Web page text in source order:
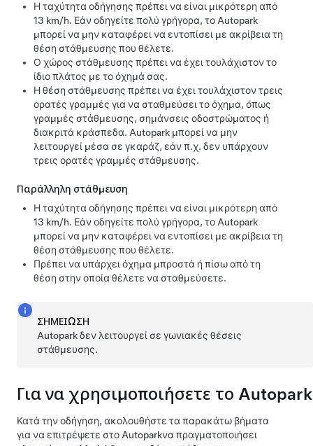
Η ταχύτητα οδήγησης πρέπει να είναι μικρότερη από
13 km/h. Εάν οδηγείτε πολύ γρήγορα, το Autopark
μπορεί να μην καταφέρει να εντοπίσει με ακρίβεια τη
θέση στάθμευσης που θέλετε.
Ο χώρος στάθμευσης πρέπει να έχει τουλάχιστον το
ίδιο πλάτος με το όχημά σας.
Η θέση στάθμευσης πρέπει να έχει τουλάχιστον τρεις
ορατές γραμμές για να σταθμεύσει το όχημα, όπως
γραμμές στάθμευσης, σημάνσεις οδοστρώματος ή
διακριτά κράσπεδα. Autopark μπορεί να μην
λειτουργεί μέσα σε γκαράζ, εάν π.χ. δεν υπάρχουν
τρεις ορατές γραμμές στάθμευσης.
Παράλληλη στάθμευση
Η ταχύτητα οδήγησης πρέπει να είναι μικρότερη από
13 km/h. Εάν οδηγείτε πολύ γρήγορα, το Autopark
μπορεί να μην καταφέρει να εντοπίσει με ακρίβεια τη
θέση στάθμευσης που θέλετε.
Πρέπει να υπάρχει όχημα μπροστά ή πίσω από τη
θέση στην οποία θέλετε να σταθμεύσετε.
ΣΗΜΕΊΩΣΗ
Autoparkδεν λειτουργεί σε γωνιακές θέσεις
στάθμευσης.
Για να χρησιμοποιήσετε το Autopark
Κατά την οδήγηση, ακολουθήστε τα παρακάτω βήματα
για να επιτρέψετε στο Autoparkνα πραγματοποιήσει